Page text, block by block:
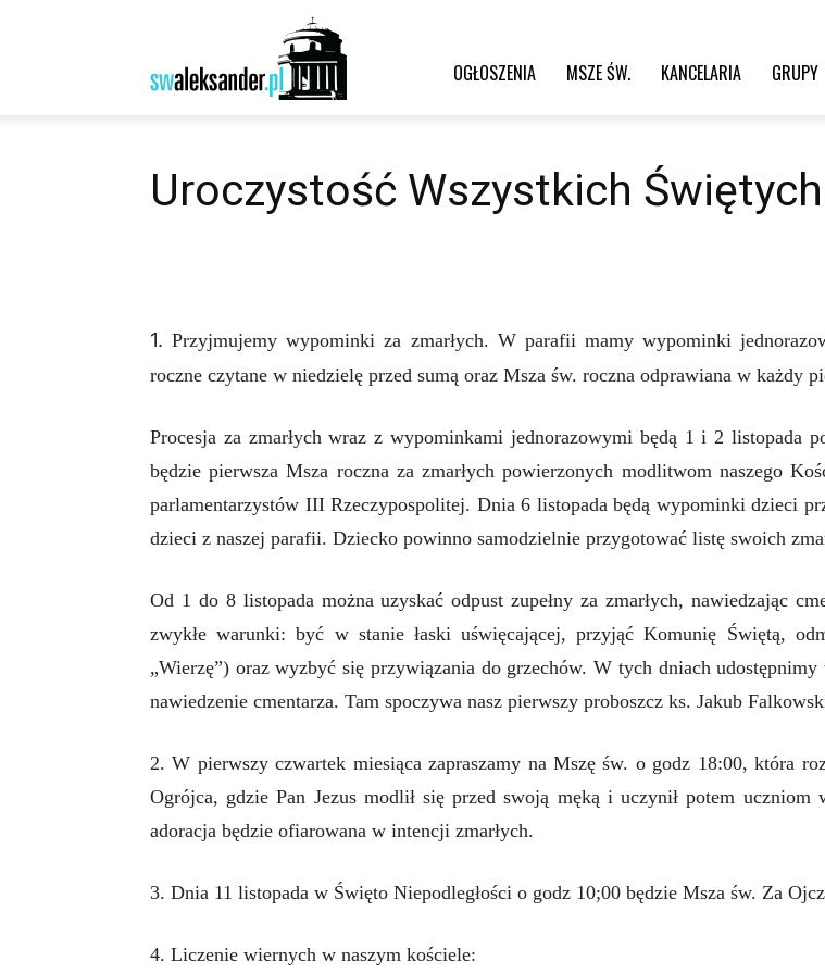
Św.
Aleksander
OGŁOSZENIA MSZE ŚW. KANCELARIA GRUPY
Uroczystość Wszystkich Świętych
1.Przyjmujemy wypominki za zmarłych. W parafii mamy wypominki
roczne czytane w niedzielę przed sumą oraz Msza św. roczna odprawiana w każdy
Procesja za zmarłych wraz z wypominkami jednorazowymi będą 1 i 2 listopada
będzie pierwsza Msza roczna za zmarłych powierzonych modlitwom naszego
parlamentarzystów III Rzeczypospolitej. Dnia 6 listopada będą wypominki dzieci
dzieci z naszej parafii. Dziecko powinno samodzielnie przygotować listę swoich
Od 1 do 8 listopada można uzyskać odpust zupełny za zmarłych, nawiedzając
zwykłe warunki: być w stanie łaski uświęcającej, przyjąć Komunię Świętą,
„Wierzę”) oraz wyzbyć się przywiązania do grzechów. W tych dniach
nawiedzenie cmentarza. Tam spoczywa nasz pierwszy proboszcz ks. Jakub
2. W pierwszy czwartek miesiąca zapraszamy na Mszę św. o godz 18:00, która
Ogrójca, gdzie Pan Jezus modlił się przed swoją męką i uczynił potem
adoracja będzie ofiarowana w intencji zmarłych.
3. Dnia 11 listopada w Święto Niepodległości o godz 10;00 będzie Msza św. Za
4. Liczenie wiernych w naszym kościele: